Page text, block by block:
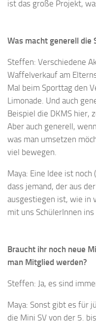
ist das große Projekt,
Was macht generell die
Steffen: Verschiedene
Waffelverkauf am
Mal beim Sporttag den
Limonade. Und auch
Beispiel die DKMS hier,
Aber auch generell,
was man umsetzen
viel bewegen.
Maya: Eine Idee ist
dass jemand, der aus
ausgestiegen ist, wie in
mit uns SchülerInnen ins
Braucht ihr noch neue
man Mitglied werden?
Steffen: Ja, es sind
Maya: Sonst gibt es für
die Mini SV von der 5.